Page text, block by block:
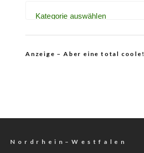
Anzeige – Aber eine total coole!
N o r d r h e i n – W e s t f a l e n